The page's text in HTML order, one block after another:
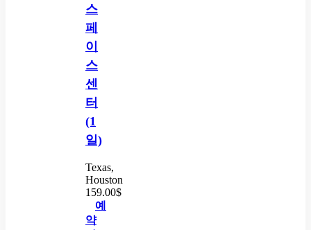
스
페
이
스
센
터
(1
일)
Texas,
Houston
159.00$
예
약